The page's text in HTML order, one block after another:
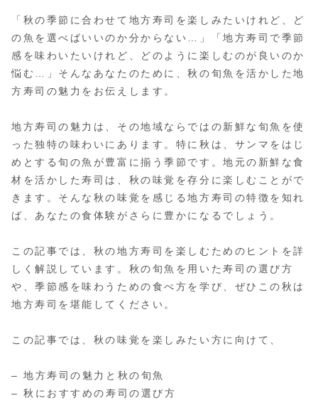
「秋の季節に合わせて地方寿司を楽しみたいけれど、ど
の魚を選べばいいのか分からない…」「地方寿司で季節
感を味わいたいけれど、どのように楽しむのが良いのか
悩む…」そんなあなたのために、秋の旬魚を活かした地
方寿司の魅力をお伝えします。
地方寿司の魅力は、その地域ならではの新鮮な旬魚を使
った独特の味わいにあります。特に秋は、サンマをはじ
めとする旬の魚が豊富に揃う季節です。地元の新鮮な食
材を活かした寿司は、秋の味覚を存分に楽しむことがで
きます。そんな秋の味覚を感じる地方寿司の特徴を知れ
ば、あなたの食体験がさらに豊かになるでしょう。
この記事では、秋の地方寿司を楽しむためのヒントを詳
しく解説しています。秋の旬魚を用いた寿司の選び方
や、季節感を味わうための食べ方を学び、ぜひこの秋は
地方寿司を堪能してください。
この記事では、秋の味覚を楽しみたい方に向けて、
– 地方寿司の魅力と秋の旬魚
– 秋におすすめの寿司の選び方